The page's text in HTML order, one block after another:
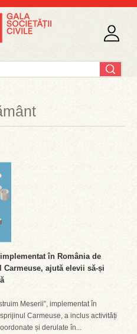
în România de
ajută elevii să-și
Meserii”, implementat în
Carmeuse, a inclus activități
și derulate în...